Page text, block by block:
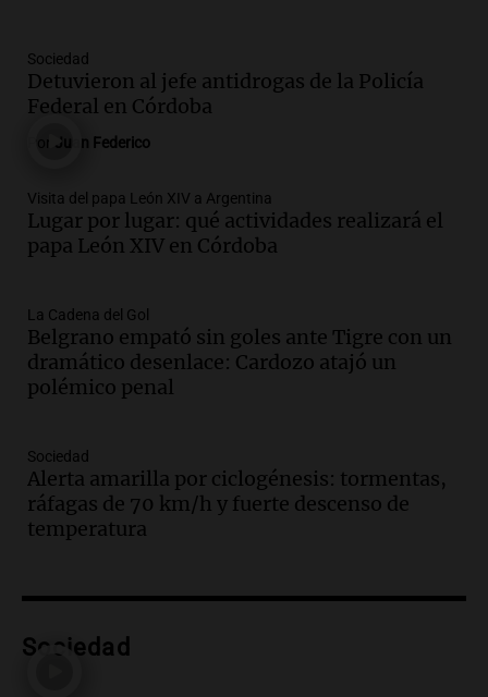
Audio.
Córdoba homenajeó a León XIV con una
pizza esculpida con su rostro
Episodios
Audio.Córdoba jugará un papel clave en
la visita del Papa León XIV a Argentina
Panorama Federal
Audio.Boca se impone a Estudiantes
con gol de Azcácibar en un sólido
desempeño del equipo
Noticias
Audio.
victoria ante Estudiantes gracias al gol
de Santiago Azcácibar
Noticias
Episodios
con la política, advierte el consultor
Panorama Federal
Sociedad
Detuvieron al jefe antidrogas de la Policía
Federal en Córdoba
Juan Federico
Visita del papa León XIV a Argentina
Lugar por lugar: qué actividades realizará el
papa León XIV en Córdoba
La Cadena del Gol
Belgrano empató sin goles ante Tigre con un
dramático desenlace: Cardozo atajó un
polémico penal
Sociedad
Alerta amarilla por ciclogénesis: tormentas,
ráfagas de 70 km/h y fuerte descenso de
temperatura
Sociedad